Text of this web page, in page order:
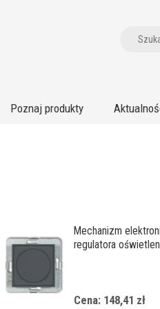
Poznaj produkty
Mechanizm
regulatora
Cena: 148,41 zł